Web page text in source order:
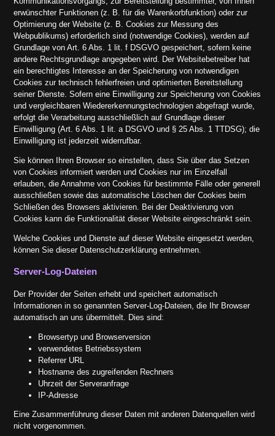
erwünschter Funktionen (z. B. für die Warenkorbfunktion) oder zur
Optimierung der Website (z. B. Cookies zur Messung des
Webpublikums) erforderlich sind (notwendige Cookies), werden auf
Grundlage von Art. 6 Abs. 1 lit. f DSGVO gespeichert, sofern keine
andere Rechtsgrundlage angegeben wird. Der Websitebetreiber hat
ein berechtigtes Interesse an der Speicherung von notwendigen
Cookies zur technisch fehlerfreien und optimierten Bereitstellung
seiner Dienste. Sofern eine Einwilligung zur Speicherung von Cookies
und vergleichbaren Wiedererkennungstechnologien abgefragt wurde,
erfolgt die Verarbeitung ausschließlich auf Grundlage dieser
Einwilligung (Art. 6 Abs. 1 lit. a DSGVO und § 25 Abs. 1 TTDSG); die
Einwilligung ist jederzeit widerrufbar.
Sie können Ihren Browser so einstellen, dass Sie über das Setzen
von Cookies informiert werden und Cookies nur im Einzelfall
erlauben, die Annahme von Cookies für bestimmte Fälle oder generell
ausschließen sowie das automatische Löschen der Cookies beim
Schließen des Browsers aktivieren. Bei der Deaktivierung von
Cookies kann die Funktionalität dieser Website eingeschränkt sein.
Welche Cookies und Dienste auf dieser Website eingesetzt werden,
können Sie dieser Datenschutzerklärung entnehmen.
Server-Log-Dateien
Der Provider der Seiten erhebt und speichert automatisch
Informationen in so genannten Server-Log-Dateien, die Ihr Browser
automatisch an uns übermittelt. Dies sind:
Browsertyp und Browserversion
verwendetes Betriebssystem
Referrer URL
Hostname des zugreifenden Rechners
Uhrzeit der Serveranfrage
IP-Adresse
Eine Zusammenführung dieser Daten mit anderen Datenquellen wird
nicht vorgenommen.